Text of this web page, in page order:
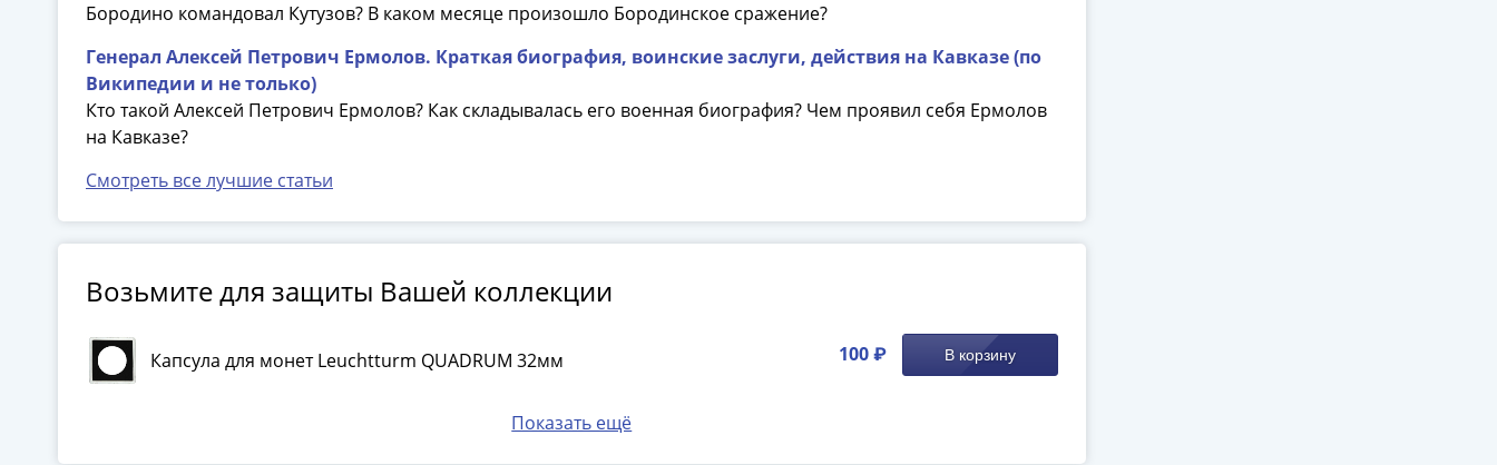
Бородино командовал Кутузов? В каком месяце произошло Бородинское сражение?
Генерал Алексей Петрович Ермолов. Краткая биография, воинские заслуги, действия на Кавказе (по
Википедии и не только)
Кто такой Алексей Петрович Ермолов? Как складывалась его военная биография? Чем проявил себя Ермолов
на Кавказе?
Смотреть все лучшие статьи
Возьмите для защиты Вашей коллекции
Капсула для монет Leuchtturm QUADRUM 32мм 100 ₽ В корзину
Показать ещё